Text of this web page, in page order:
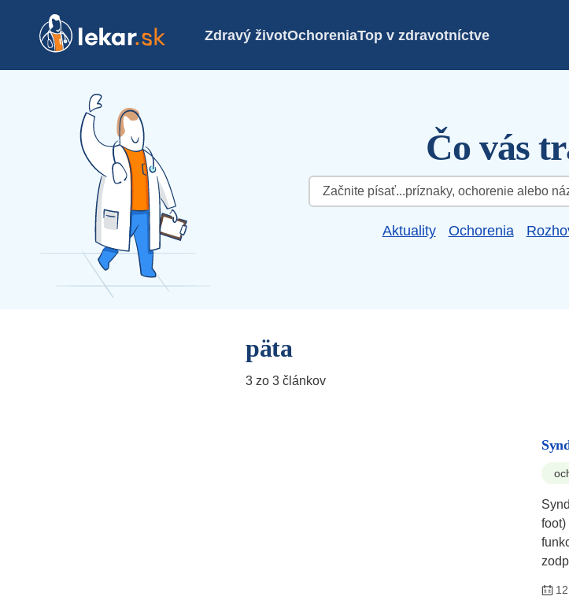
Zdravý životOchoreniaTop v zdravotníctve
Čo vás
Hľadať:
Aktuality Ochorenia
päta
3 zo 3 článkov